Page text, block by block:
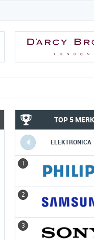
TOP 5
ELEKTRONICA
1
2
3